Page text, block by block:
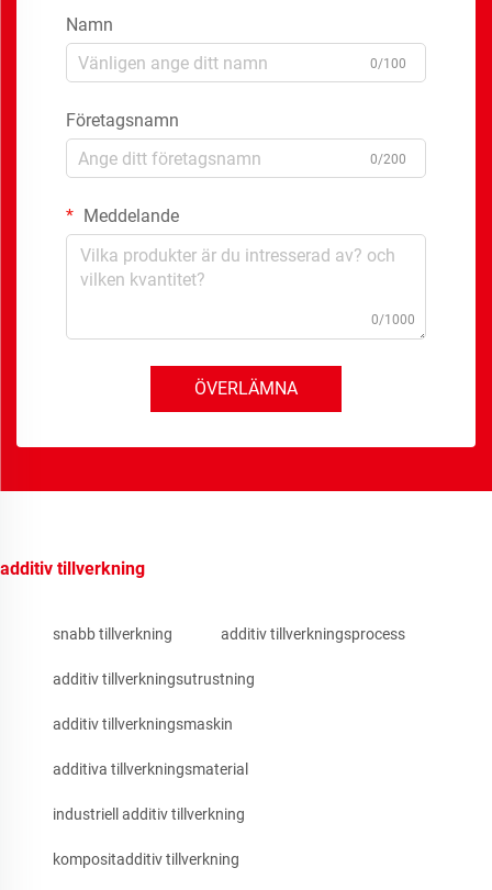
Namn
0/100
Företagsnamn
0/200
Meddelande
0/1000
ÖVERLÄMNA
additiv tillverkning
snabb tillverkning additiv tillverkningsprocess
additiv tillverkningsutrustning
additiv tillverkningsmaskin
additiva tillverkningsmaterial
industriell additiv tillverkning
kompositadditiv tillverkning